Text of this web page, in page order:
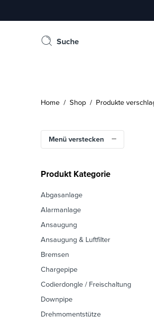
Suche
Home / Shop / Produkte
Menü verstecken
Produkt Kategorie
Abgasanlage
Alarmanlage
Ansaugung
Ansaugung & Luftfilter
Bremsen
Chargepipe
Codierdongle / Freischaltung
Downpipe
Drehmomentstütze